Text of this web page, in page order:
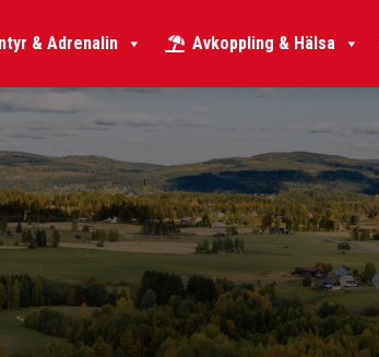
& Adrenalin Avkoppling & Hälsa